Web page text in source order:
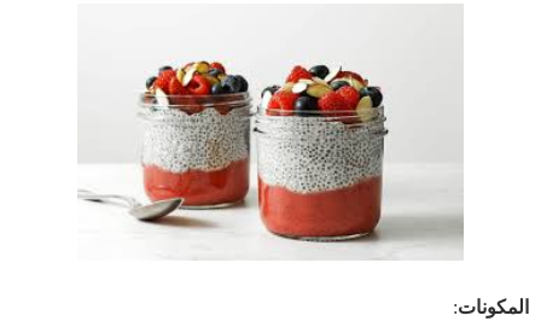
المكونات: